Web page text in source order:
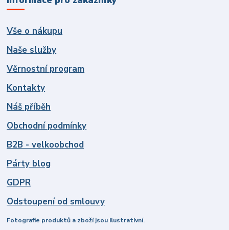
Vše o nákupu
Naše služby
Věrnostní program
Kontakty
Náš příběh
Obchodní podmínky
B2B - velkoobchod
Párty blog
GDPR
Odstoupení od smlouvy
Fotografie produktů a zboží jsou ilustrativní.